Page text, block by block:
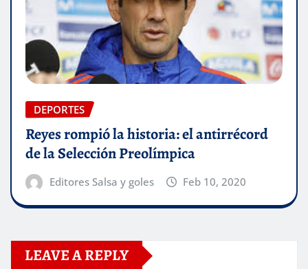
DEPORTES
Reyes rompió la historia: el antirrécord
de la Selección Preolímpica
Editores Salsa y goles Feb 10, 2020
LEAVE A REPLY